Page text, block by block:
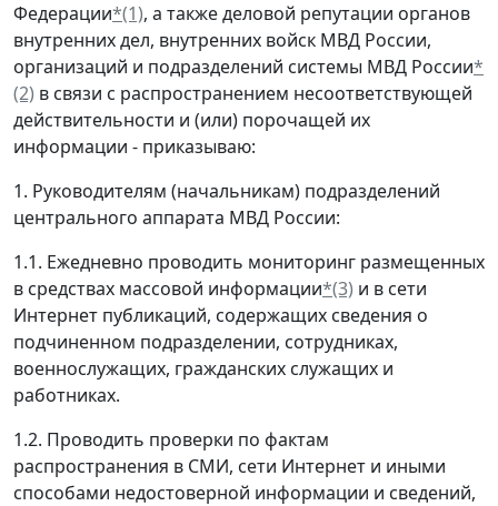
Федерации*(1), а также деловой репутации органов
внутренних дел, внутренних войск МВД России,
организаций и подразделений системы МВД России*
(2) в связи с распространением несоответствующей
действительности и (или) порочащей их
информации - приказываю:
1. Руководителям (начальникам) подразделений
центрального аппарата МВД России:
1.1. Ежедневно проводить мониторинг размещенных
в средствах массовой информации*(3) и в сети
Интернет публикаций, содержащих сведения о
подчиненном подразделении, сотрудниках,
военнослужащих, гражданских служащих и
работниках.
1.2. Проводить проверки по фактам
распространения в СМИ, сети Интернет и иными
способами недостоверной информации и сведений,